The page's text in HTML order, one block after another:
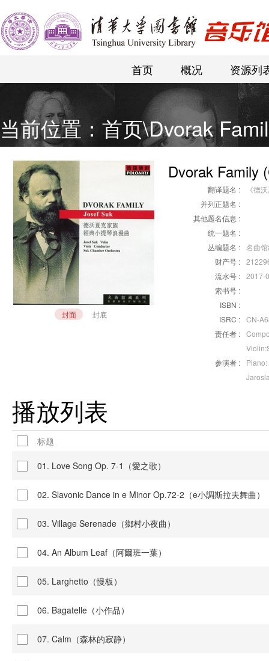
首页 概况 资源列
当前位置： 首页\Dvorak
封面 封底
Dvorak Family
翻译题名 :
《德
并列正题名 :
其他题名信息 :
统一题名 :
丛编题名 : 名曲
财产号 :
流水号 : 2017-
索书号 :
ISBN :
ISRC : CN-
责任者 :
参演者 :
播放列表
标题
01. Love Song Op. 7-1（愛之歌）
02. Slavonic Dance in e Minor Op.72-2（e小調斯拉夫舞曲）
03. Village Serenade（鄉村小夜曲）
04. An Album Leaf（阿爾班一葉）
05. Larghetto（慢板）
06. Bagatelle（小作品）
07. Calm（森林的寂静）